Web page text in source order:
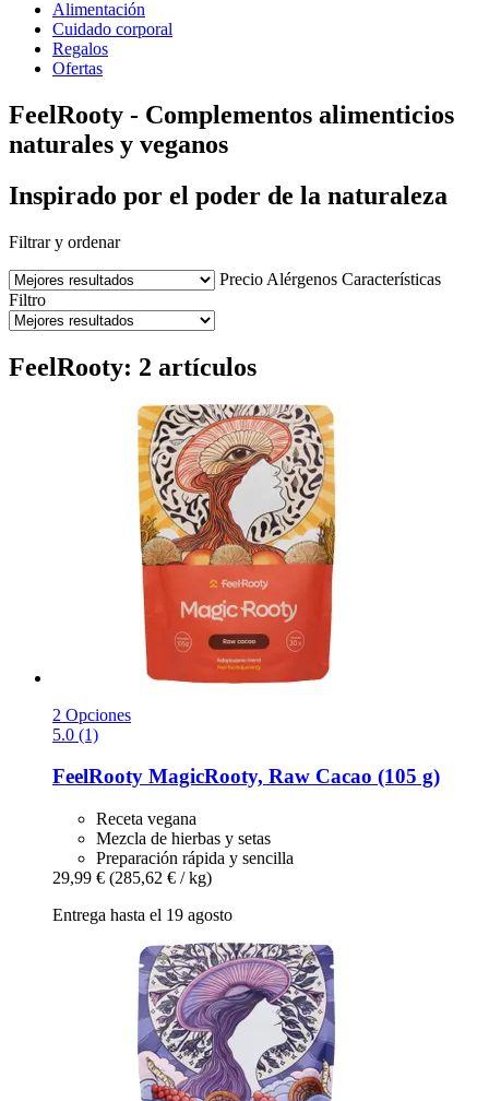
Alimentación
Cuidado corporal
Regalos
Ofertas
FeelRooty - Complementos alimenticios
naturales y veganos
Inspirado por el poder de la naturaleza
Filtrar y ordenar
Precio Alérgenos Características
Filtro
FeelRooty: 2 artículos
2 Opciones
5.0 (1)
FeelRooty MagicRooty, Raw Cacao (105 g)
Receta vegana
Mezcla de hierbas y setas
Preparación rápida y sencilla
29,99 € (285,62 € / kg)
Entrega hasta el 19 agosto